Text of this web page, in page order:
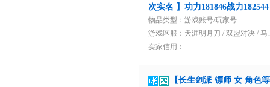
次实名 】功力181846战力182544
物品类型：游戏账号/玩家号
游戏区服： 天涯明月刀 / 双盟对决 / 马
卖家信用：
【长生剑派 镖师 女 角色